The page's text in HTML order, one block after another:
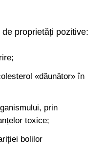
proprietăți pozitive:
«dăunător» în
prin
toxice;
bolilor